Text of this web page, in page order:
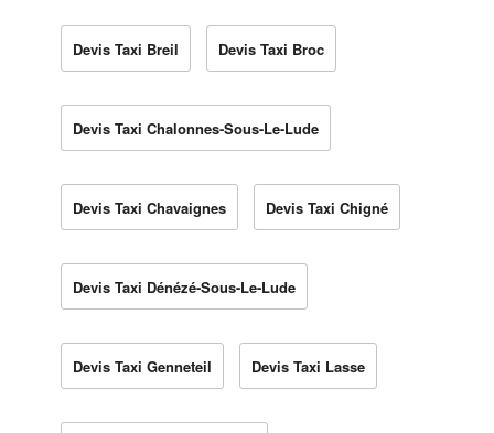
Devis Taxi Breil Devis Taxi Broc
Devis Taxi Chalonnes-Sous-Le-Lude
Devis Taxi Chavaignes Devis Taxi Chigné
Devis Taxi Dénézé-Sous-Le-Lude
Devis Taxi Genneteil Devis Taxi Lasse